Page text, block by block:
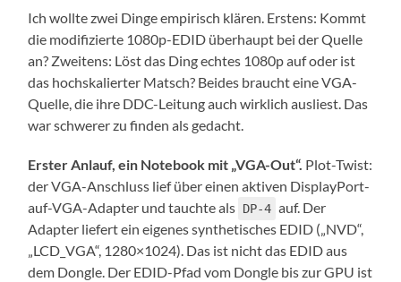
Ich wollte zwei Dinge empirisch klären. Erstens: Kommt
die modifizierte 1080p-EDID überhaupt bei der Quelle
an? Zweitens: Löst das Ding echtes 1080p auf oder ist
das hochskalierter Matsch? Beides braucht eine VGA-
Quelle, die ihre DDC-Leitung auch wirklich ausliest. Das
war schwerer zu finden als gedacht.
Erster Anlauf, ein Notebook mit „VGA-Out“. Plot-Twist:
der VGA-Anschluss lief über einen aktiven DisplayPort-
auf-VGA-Adapter und tauchte als DP-4 auf. Der
Adapter liefert ein eigenes synthetisches EDID („NVD“,
„LCD_VGA“, 1280×1024). Das ist nicht das EDID aus
dem Dongle. Der EDID-Pfad vom Dongle bis zur GPU ist